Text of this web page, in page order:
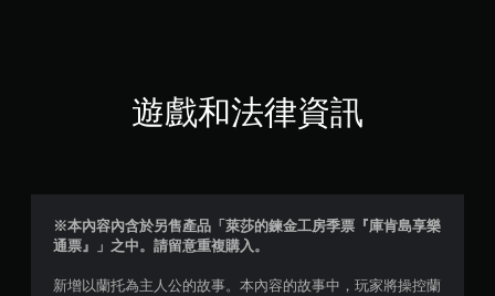
星
遊戲和法律資訊
※本內容內含於另售產品「萊莎的鍊金工房季票『庫肯島享樂
通票』」之中。請留意重複購入。
新增以蘭托為主人公的故事。本內容的故事中，玩家將操控蘭